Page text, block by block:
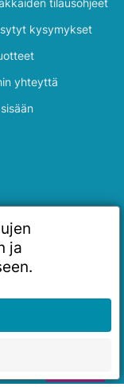
tilausohjeet
kysymykset
yhteyttä
ja